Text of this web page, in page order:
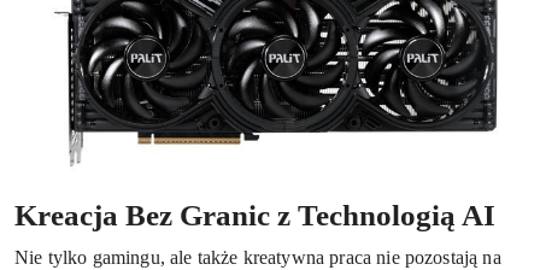
Kreacja Bez Granic z Technologią AI
Nie tylko gamingu, ale także kreatywna praca nie pozostają na